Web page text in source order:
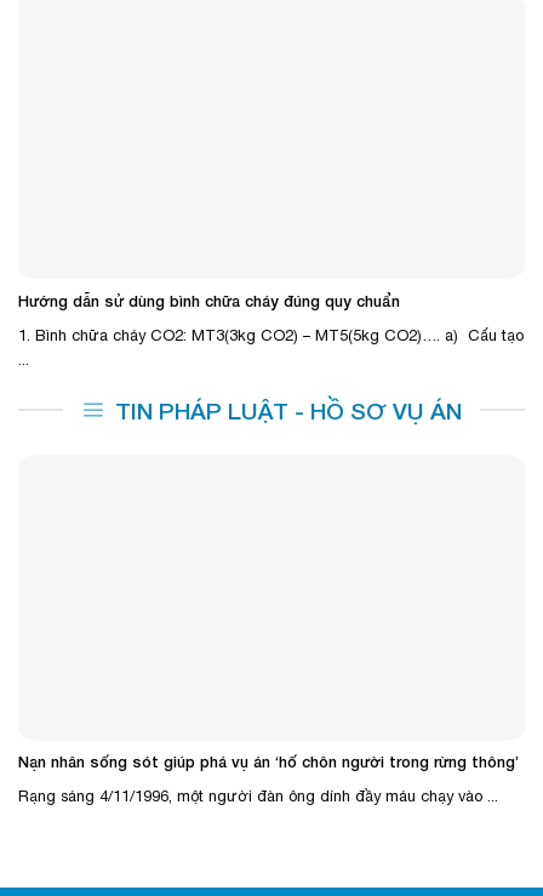
Hướng dẫn sử dùng bình chữa cháy đúng quy chuẩn
1. Bình chữa cháy CO2: MT3(3kg CO2) – MT5(5kg CO2)…. a) Cấu tạo
TIN PHÁP LUẬT - HỒ SƠ VỤ ÁN
Nạn nhân sống sót giúp phá vụ án ‘hố chôn người trong rừng thông’
Rạng sáng 4/11/1996, một người đàn ông dính đầy máu chạy vào ...